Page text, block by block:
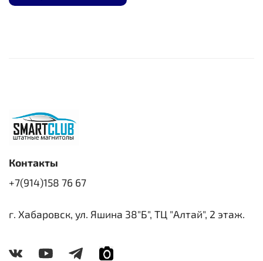
Контакты
+7(914)158 76 67
г. Хабаровск, ул. Яшина 38"Б", ТЦ "Алтай", 2 этаж.